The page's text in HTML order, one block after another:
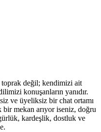
toprak değil; kendimizi ait
konuşanların yanıdır.
ve üyeliksiz bir chat ortamı
bir mekan arıyor iseniz, doğru
kardeşlik, dostluk ve